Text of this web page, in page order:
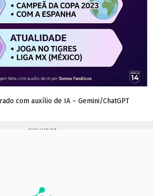
com auxílio de IA – Gemini/ChatGPT
PUBLICIDADE